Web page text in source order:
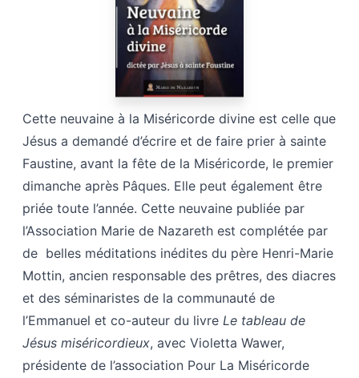
Cette neuvaine à la Miséricorde divine est celle que
Jésus a demandé d’écrire et de faire prier à sainte
Faustine, avant la fête de la Miséricorde, le premier
dimanche après Pâques. Elle peut également être
priée toute l’année. Cette neuvaine publiée par
l’Association Marie de Nazareth est complétée par
de belles méditations inédites du père Henri-Marie
Mottin, ancien responsable des prêtres, des diacres
et des séminaristes de la communauté de
l’Emmanuel et co-auteur du livre Le tableau de
Jésus miséricordieux, avec Violetta Wawer,
présidente de l’association Pour La Miséricorde